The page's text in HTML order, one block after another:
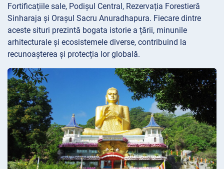
Fortificațiile sale, Podișul Central, Rezervația Forestieră
Sinharaja și Orașul Sacru Anuradhapura. Fiecare dintre
aceste situri prezintă bogata istorie a țării, minunile
arhitecturale și ecosistemele diverse, contribuind la
recunoașterea și protecția lor globală.